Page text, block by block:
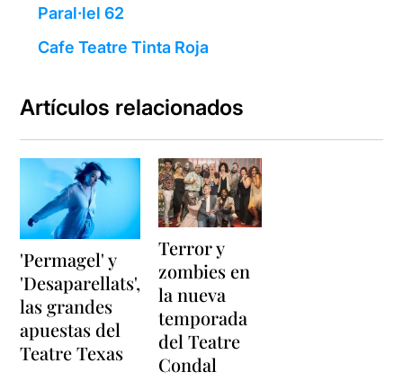
Paral·lel 62
Cafe Teatre Tinta Roja
Artículos relacionados
'Permagel' y
'Desaparellats',
las grandes
apuestas del
Teatre Texas
Terror y
zombies en
la nueva
temporada
del Teatre
Condal